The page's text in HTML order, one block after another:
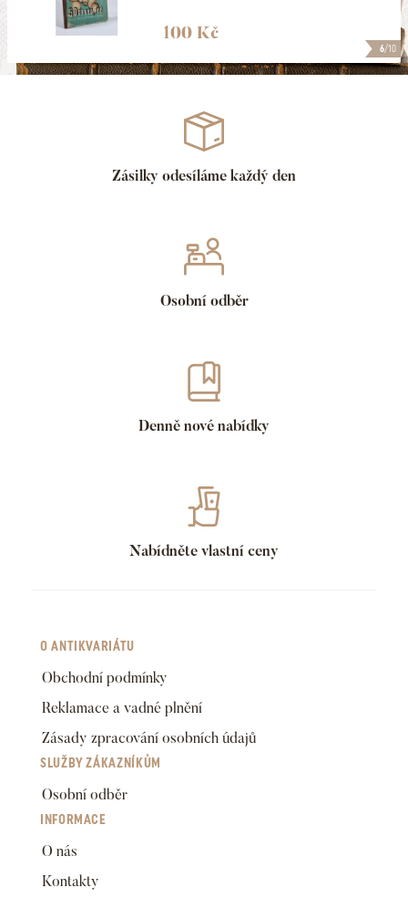
6/10
100 Kč
Zásilky odesíláme každý den
Osobní odběr
Denně nové nabídky
Nabídněte vlastní ceny
O ANTIKVARIÁTU
Obchodní podmínky
Reklamace a vadné plnění
Zásady zpracování osobních údajů
SLUŽBY ZÁKAZNÍKŮM
Osobní odběr
INFORMACE
O nás
Kontakty